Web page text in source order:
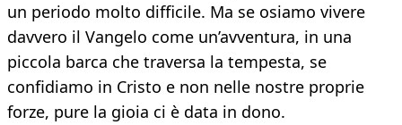
un periodo molto difficile. Ma se osiamo vivere
davvero il Vangelo come un’avventura, in una
piccola barca che traversa la tempesta, se
confidiamo in Cristo e non nelle nostre proprie
forze, pure la gioia ci è data in dono.